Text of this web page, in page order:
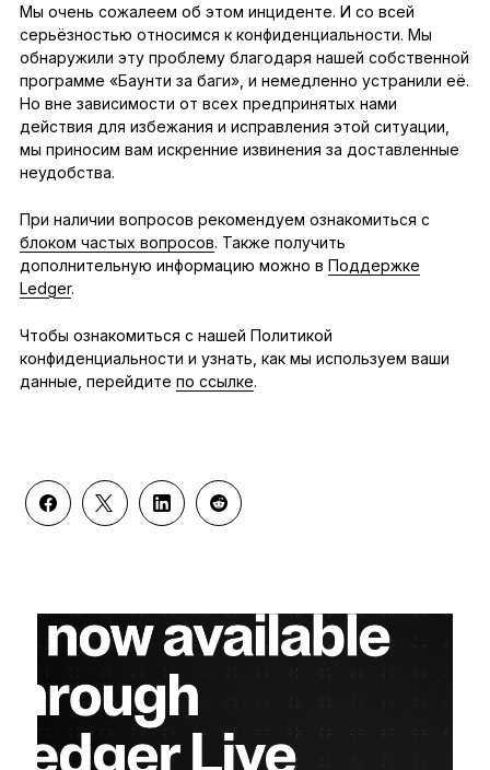
Мы очень сожалеем об этом инциденте. И со всей
серьёзностью относимся к конфиденциальности. Мы
обнаружили эту проблему благодаря нашей собственной
программе «Баунти за баги», и немедленно устранили её.
Но вне зависимости от всех предпринятых нами
действия для избежания и исправления этой ситуации,
мы приносим вам искренние извинения за доставленные
неудобства.
При наличии вопросов рекомендуем ознакомиться с
блоком частых вопросов. Также получить
дополнительную информацию можно в Поддержке
Ledger.
Чтобы ознакомиться с нашей Политикой
конфиденциальности и узнать, как мы используем ваши
данные, перейдите по ссылке.